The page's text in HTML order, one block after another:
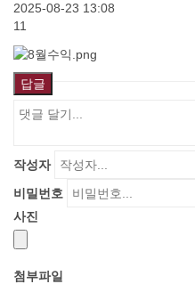
2025-08-23 13:08
11
답글
작성자
비밀번호
사진
첨부파일